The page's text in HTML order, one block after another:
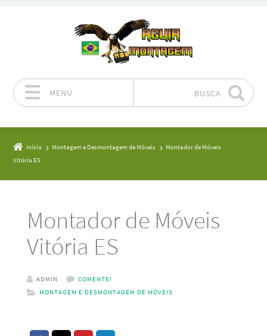
MENU BUSCA
Início Montagem e Desmontagem de Móveis
Montador de Móveis
Vitória ES
Montador de Móveis
Vitória ES
ADMIN
COMENTE!
MONTAGEM E DESMONTAGEM DE MÓVEIS